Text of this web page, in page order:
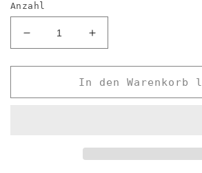
Anzahl
Verringere
die
Menge
DIP
Erhöhe
die
Menge
für
DIP
In den Warenkorb